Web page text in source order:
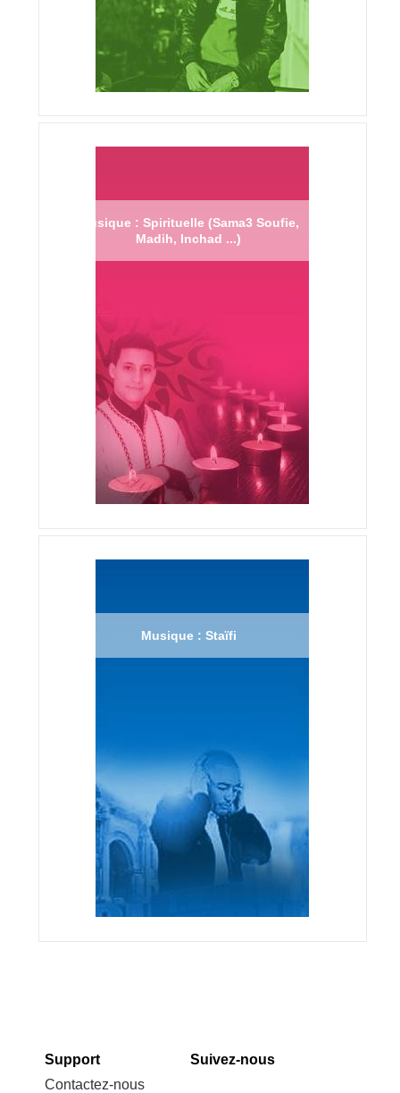
Musique : Spirituelle (Sama3 Soufie,
Madih, Inchad ...)
Musique : Staïfi
Support
Contactez-nous
Suivez-nous